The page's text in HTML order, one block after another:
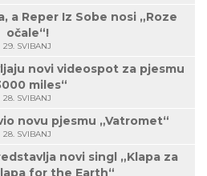
a Reper Iz Sobe nosi „Roze
očale“!
29. SVIBANJ
novi videospot za pjesmu
miles“
28. SVIBANJ
novu pjesmu „Vatromet“
28. SVIBANJ
novi singl „Klapa za
for the Earth“